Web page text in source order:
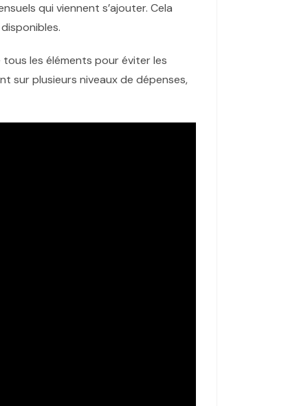
qui viennent s’ajouter. Cela
les éléments pour éviter les
sur plusieurs niveaux de dépenses,